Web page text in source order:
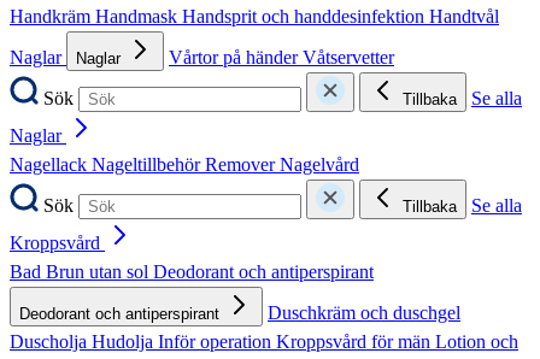
Handkräm Handmask Handsprit och handdesinfektion Handtvål
Naglar
Naglar Vårtor på händerVåtservetter
Sök
Tillbaka
Se alla
Naglar
Nagellack NageltillbehörRemoverNagelvård
Sök
Tillbaka
Se alla
Kroppsvård
Bad Brun utan sol Deodorant och antiperspirant
Deodorant och antiperspirant
Duschkräm och duschgel
Duscholja Hudolja Inför operation Kroppsvård för män Lotion och